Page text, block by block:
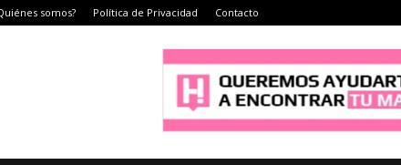
somos? Política de Privacidad Contacto